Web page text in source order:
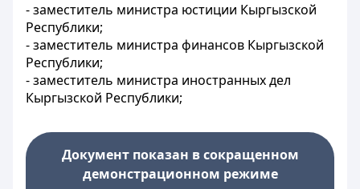
- заместитель министра юстиции Кыргызской
Республики;
- заместитель министра финансов Кыргызской
Республики;
- заместитель министра иностранных дел
Кыргызской Республики;
Документ показан в сокращенном
демонстрационном режиме